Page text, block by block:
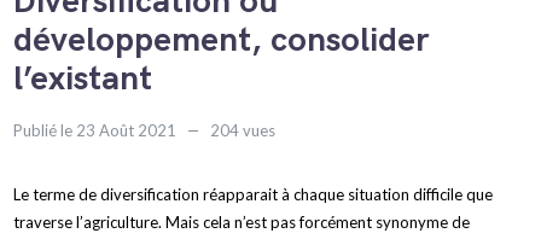
développement, consolider
l’existant
Publié le 23 Août 2021 204 vues
Le terme de diversification réapparait à chaque situation difficile que
traverse l’agriculture. Mais cela n’est pas forcément synonyme de